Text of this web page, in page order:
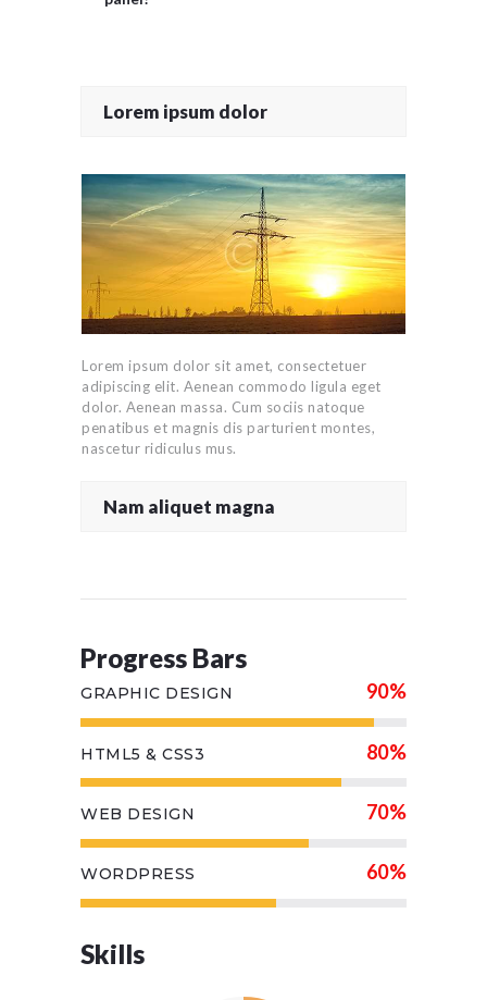
Lorem ipsum dolor
Lorem ipsum dolor sit amet, consectetuer
adipiscing elit. Aenean commodo ligula eget
dolor. Aenean massa. Cum sociis natoque
penatibus et magnis dis parturient montes,
nascetur ridiculus mus.
Nam aliquet magna
Progress Bars
GRAPHIC DESIGN 90%
HTML5 & CSS3 80%
WEB DESIGN 70%
WORDPRESS 60%
Skills